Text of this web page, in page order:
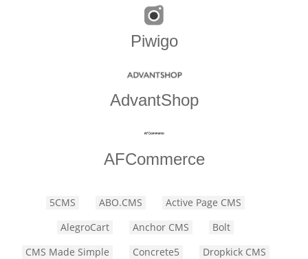
Piwigo
AdvantShop
AFCommerce
5CMS ABO.CMS
Active Page CMS
AlegroCart
Anchor CMS
Bolt
CMS Made Simple
Concrete5
Dropkick CMS